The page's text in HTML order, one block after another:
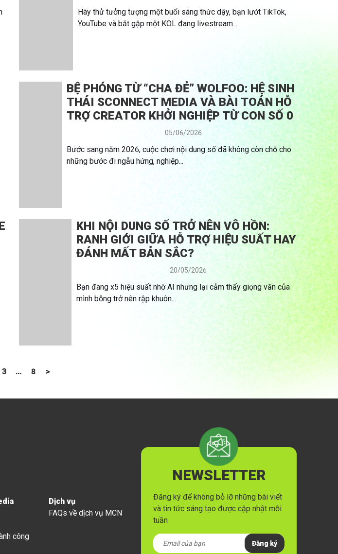
Hãy thử tưởng tượng một buổi sáng thức dậy, bạn lướt TikTok,
YouTube và bắt gặp một KOL đang livestream...
BỆ PHÓNG TỪ “CHA ĐẺ” WOLFOO: HỆ SINH
THÁI SCONNECT MEDIA VÀ BÀI TOÁN HỖ
TRỢ CREATOR KHỞI NGHIỆP TỪ CON SỐ 0
05/06/2026
Bước sang năm 2026, cuộc chơi nội dung số đã không còn chỗ cho
những bước đi ngẫu hứng, nghiệp...
KHI NỘI DUNG SỐ TRỞ NÊN VÔ HỒN:
RANH GIỚI GIỮA HỖ TRỢ HIỆU SUẤT HAY
ĐÁNH MẤT BẢN SẮC?
20/05/2026
Bạn đang x5 hiệu suất nhờ AI nhưng lại cảm thấy giọng văn của
mình bỗng trở nên rập khuôn...
3 … 8 >
công
Dịch vụ
FAQs về dịch vụ MCN
NEWSLETTER
Đăng ký để không bỏ lỡ những bài viết
và tin tức sáng tạo được cập nhật mỗi
tuần
Đăng ký